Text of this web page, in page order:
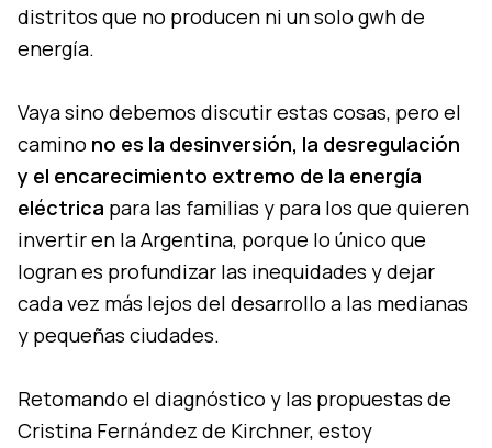
distritos que no producen ni un solo gwh de
energía.
Vaya sino debemos discutir estas cosas, pero el
camino no es la desinversión, la desregulación
y el encarecimiento extremo de la energía
eléctrica para las familias y para los que quieren
invertir en la Argentina, porque lo único que
logran es profundizar las inequidades y dejar
cada vez más lejos del desarrollo a las medianas
y pequeñas ciudades.
Retomando el diagnóstico y las propuestas de
Cristina Fernández de Kirchner, estoy